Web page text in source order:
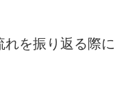
れを振り返る際に